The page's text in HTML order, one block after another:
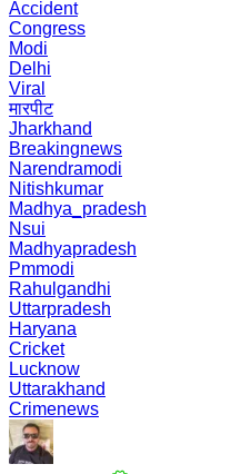
Accident
Congress
Modi
Delhi
Viral
मारपीट
Jharkhand
Breakingnews
Narendramodi
Nitishkumar
Madhya_pradesh
Nsui
Madhyapradesh
Pmmodi
Rahulgandhi
Uttarpradesh
Haryana
Cricket
Lucknow
Uttarakhand
Crimenews